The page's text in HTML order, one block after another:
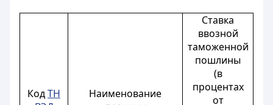
КодТН
Наименование
Ставка
ввозной
таможенной
пошлины
(в
процентах
от